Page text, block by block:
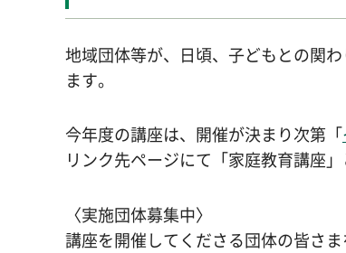
地域団体等が、日頃、子どもとの関
ます。
今年度の講座は、開催が決まり次第「
リンク先ページにて「家庭教育講座」
〈実施団体募集中〉
講座を開催してくださる団体の皆さま